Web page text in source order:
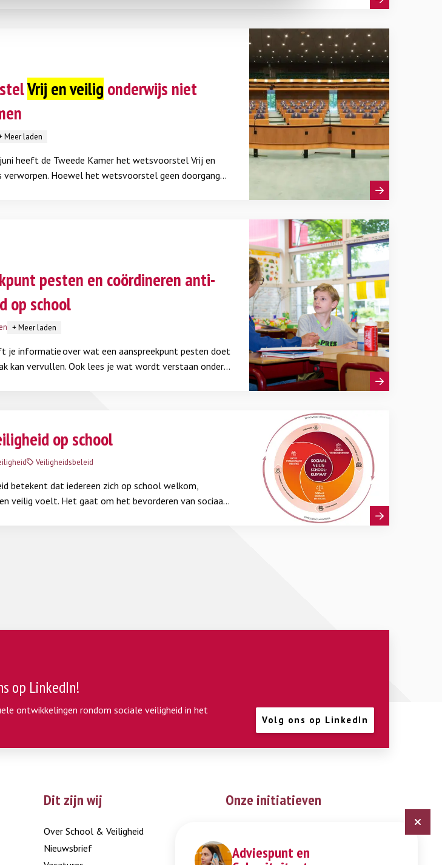
Adviespunt en
Vrij en veilig onderwijs niet
Meer laden
heeft de Tweede Kamer het wetsvoorstel Vrij en
verworpen. Hoewel het wetsvoorstel geen doorgang
pesten en coördineren anti-
op school
+Meer laden
je informatie over wat een aanspreekpunt pesten doet
kan vervullen. Ook lees je wat wordt verstaan onder
op school
Veiligheidsbeleid
betekent dat iedereen zich op school welkom,
veilig voelt. Het gaat om het bevorderen van sociaal
hoor je erbij.
op LinkedIn!
ontwikkelingen rondom sociale veiligheid in het
Volg ons op LinkedIn
Dit zijn wij
Over School & Veiligheid
Nieuwsbrief
Onze initiatieven
Expertisepunt Burgerschap